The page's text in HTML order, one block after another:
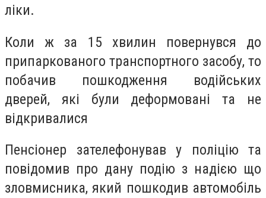
ліки.
Коли ж за 15 хвилин повернувся до
припаркованого транспортного засобу, то
побачив пошкодження водійських
дверей, які були деформовані та не
відкривалися
Пенсіонер зателефонував у поліцію та
повідомив про дану подію з надією що
зловмисника, який пошкодив автомобіль